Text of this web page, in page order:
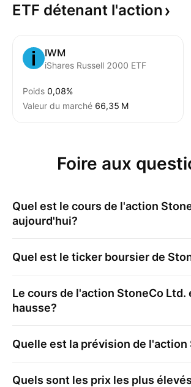
ETF détenant l'action
IWM
iShares Russell 2000 ETF
Poids 0,08%
Valeur du marché ‪66,35 M‬
Foire aux
Quel est le cours de l'action
aujourd'hui?
Quel est le ticker boursier de
Le cours de l'action StoneCo Ltd.
hausse?
Quelle est la prévision de l'action
Quels sont les prix les plus